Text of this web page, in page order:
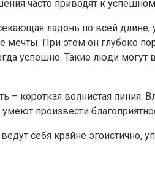
часто приводят к
ладонь по всей
При этом он глубоко
успешно. Такие люди могут
– короткая волнистая линия.
произвести
себя крайне эгоистично,